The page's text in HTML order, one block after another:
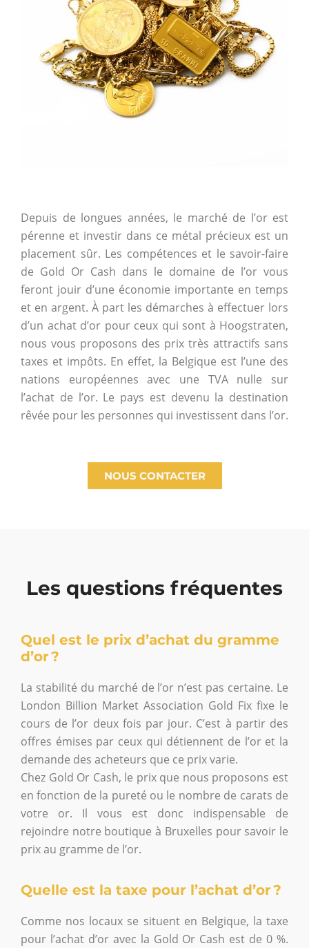
Depuis de longues années, le marché de l’or est
pérenne et investir dans ce métal précieux est un
placement sûr. Les compétences et le savoir-faire
de Gold Or Cash dans le domaine de l’or vous
feront jouir d’une économie importante en temps
et en argent. À part les démarches à effectuer lors
d’un achat d’or pour ceux qui sont à Hoogstraten,
nous vous proposons des prix très attractifs sans
taxes et impôts. En effet, la Belgique est l’une des
nations européennes avec une TVA nulle sur
l’achat de l’or. Le pays est devenu la destination
rêvée pour les personnes qui investissent dans l’or.
NOUS CONTACTER
Les questions fréquentes
Quel est le prix d’achat du gramme
d’or ?
La stabilité du marché de l’or n’est pas certaine. Le
London Billion Market Association Gold Fix fixe le
cours de l’or deux fois par jour. C’est à partir des
offres émises par ceux qui détiennent de l’or et la
demande des acheteurs que ce prix varie.
Chez Gold Or Cash, le prix que nous proposons est
en fonction de la pureté ou le nombre de carats de
votre or. Il vous est donc indispensable de
rejoindre notre boutique à Bruxelles pour savoir le
prix au gramme de l’or.
Quelle est la taxe pour l’achat d’or ?
Comme nos locaux se situent en Belgique, la taxe
pour l’achat d’or avec la Gold Or Cash est de 0 %.